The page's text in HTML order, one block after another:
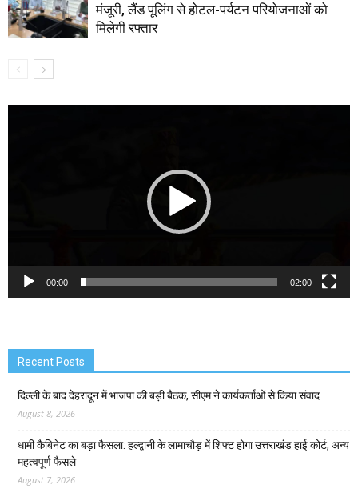
मंजूरी, लैंड पूलिंग से होटल-पर्यटन परियोजनाओं को
मिलेगी रफ्तार
00:00 02:00
Recent Posts
दिल्ली के बाद देहरादून में भाजपा की बड़ी बैठक, सीएम ने कार्यकर्ताओं से किया संवाद
August 8, 2026
धामी कैबिनेट का बड़ा फैसला: हल्द्वानी के लामाचौड़ में शिफ्ट होगा उत्तराखंड हाई कोर्ट, अन्य
महत्वपूर्ण फैसले
August 7, 2026